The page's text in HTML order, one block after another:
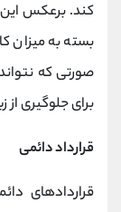
کند. برعکس
بسته به میزان
صورتی که
برای جلوگیری
قرارداد دائمی
قراردادهای